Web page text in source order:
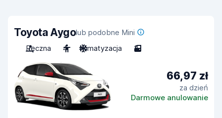
Toyota Aygolub podobne Mini
Ręczna
4 Klimatyzacja 3
66,97 zł
za dzień
Darmowe anulowanie